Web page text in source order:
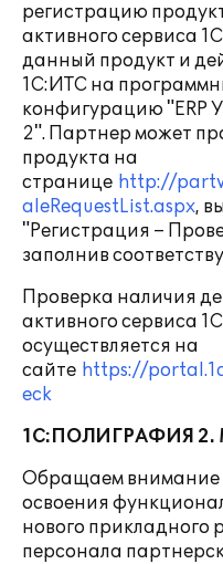
регистрацию
активного сервиса
данный продукт и
1С:ИТС на
конфигурацию "ERP
2". Партнер может
продукта на
странице http://
aleRequestList.aspx,
"Регистрация –
заполнив
Проверка наличия
активного сервиса
осуществляется на
сайте https://
eck
1С:ПОЛИГРАФИЯ 2.
Обращаем внимание
освоения
нового прикладного
персонала